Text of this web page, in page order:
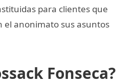
para clientes que
anonimato sus asuntos
Fonseca?